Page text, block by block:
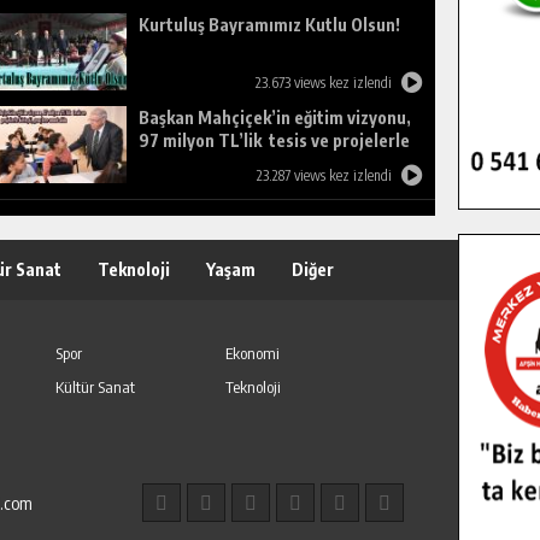
Kurtuluş Bayramımız Kutlu Olsun!
23.673 views kez izlendi
Başkan Mahçiçek’in eğitim vizyonu,
97 milyon TL’lik tesis ve projelerle
23.287 views kez izlendi
Sanat Teknoloji Yaşam Diğer
Spor
Ekonomi
Kültür Sanat
Teknoloji